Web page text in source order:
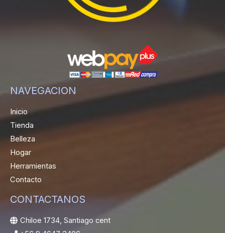
NAVEGACION
Inicio
Tienda
Belleza
Hogar
Herramientas
Contacto
CONTACTANOS
Chiloe 1734, Santiago cent